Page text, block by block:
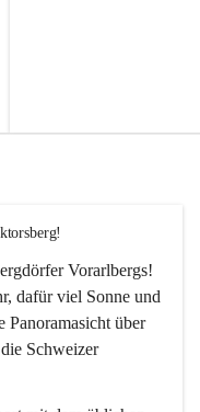
Vorarlbergs!
dafür viel Sonne und
Panoramasicht über
Schweizer